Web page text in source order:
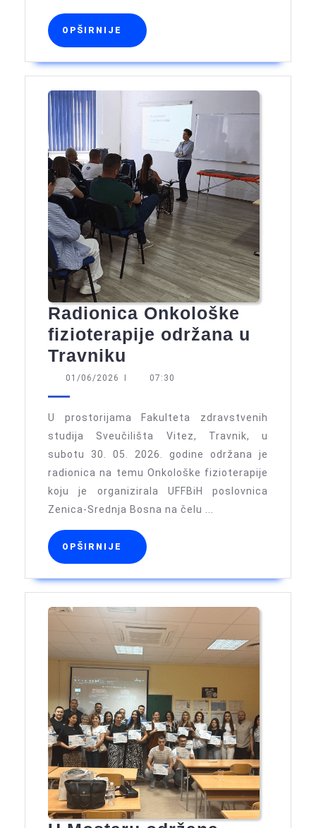
OPŠIRNIJE OPŠIRNIJE
Radionica Onkološke
fizioterapije održana u
Travniku
Onkološke
održana
u
Travniku
01/06/2026 01/06/2026
I 07:30
U prostorijama Fakulteta zdravstvenih
studija Sveučilišta Vitez, Travnik, u
subotu 30. 05. 2026. godine održana je
radionica na temu Onkološke fizioterapije
koju je organizirala UFFBiH poslovnica
Zenica-Srednja Bosna na čelu ...
OPŠIRNIJE OPŠIRNIJE